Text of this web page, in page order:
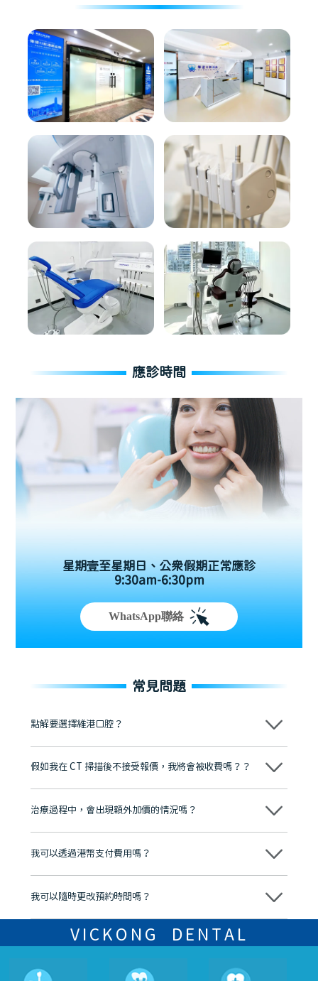
應診時間
星期壹至星期日、公眾假期正常應診
9:30am-6:30pm
WhatsApp聯絡
常見問題
點解要選擇維港口腔？
維港口腔踐行「醫道濟世」的大學校訓，各分院匯聚來自香港、內地的
牌」、「2025香港企業領袖品牌」，是諾貝爾種植系統全球放心植牙中
至今已服務超過三十個國家和地區的顧客，受到粵港澳大灣區及周邊城
市市民極高的口碑評價及信任推薦 珠海、深圳設有八大分院，香港亦設
有咨詢及服務保障中心，有任何問題都可以隨時預約免費咨詢，讓人十
假如我在 CT 掃描後不接受報價，我將會被收費嗎？？
不會！只要未開始實際服務之前，你不會被收取任何費用。
治療過程中，會出現額外加價的情況嗎？
不會，治療前我們會詳細說明治療方案及對應的價錢，顧客同意並簽字
我可以透過港幣支付費用嗎？
可以。維港口腔會按照當日匯率轉算收取費用，而匯率會及時告知客人
我可以隨時更改預約時間嗎？
可以，請盡早通過wechat或whatsapp聯絡我們，告知我們你原本預約
的時間及資料，並且重新預約的日期及時段
VICKONG DENTAL